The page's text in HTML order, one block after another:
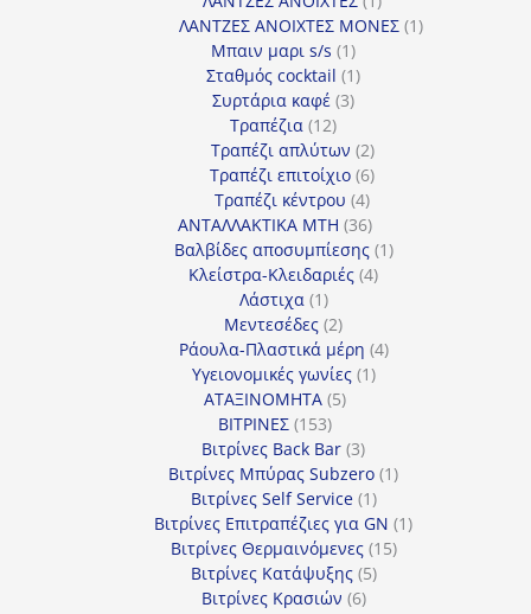
προϊόν
ΛΑΝΤΖΕΣ ΑΝΟΙΧΤΕΣ ΜΟΝΕΣ 11
Μπαιν μαρι s/s 11
προϊόν
Σταθμός cocktail 11
Συρτάρια καφέ 33
Τραπέζια 1212
προϊόντα
Τραπέζι απλύτων 22
προϊόντα
Τραπέζι επιτοίχιο 66
προϊόντα
Τραπέζι κέντρου 44
προϊόντα
ΑΝΤΑΛΛΑΚΤΙΚΑ MTH 3636
προϊόντα
Βαλβίδες αποσυμπίεσης 11
Κλείστρα-Κλειδαριές 44
Λάστιχα 11
προϊόν
Μεντεσέδες 22
προϊόντα
Ράουλα-Πλαστικά μέρη 44
Υγειονομικές γωνίες 11
ΑΤΑΞΙΝΟΜΗΤΑ 55
ΒΙΤΡΙΝΕΣ 153153
προϊόντα
Βιτρίνες Back Bar 33
προϊόντα
Βιτρίνες Mπύρας Subzero 11
Βιτρίνες Self Service 11
προϊόν
Βιτρίνες Επιτραπέζιες για GN 11
Βιτρίνες Θερμαινόμενες 1515
Βιτρίνες Κατάψυξης 55
Βιτρίνες Κρασιών 66